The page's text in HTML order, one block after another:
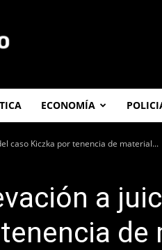
ECONOMÍA
caso Kiczka por tenencia de material...
a
de